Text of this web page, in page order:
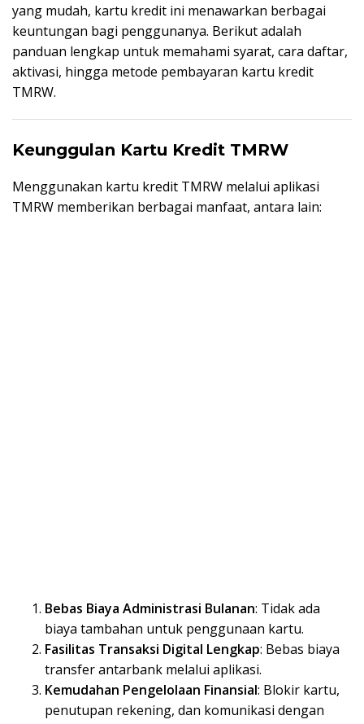
yang mudah, kartu kredit ini menawarkan berbagai
keuntungan bagi penggunanya. Berikut adalah
panduan lengkap untuk memahami syarat, cara daftar,
aktivasi, hingga metode pembayaran kartu kredit
TMRW.
Keunggulan Kartu Kredit TMRW
Menggunakan kartu kredit TMRW melalui aplikasi
TMRW memberikan berbagai manfaat, antara lain:
Bebas Biaya Administrasi Bulanan: Tidak ada
biaya tambahan untuk penggunaan kartu.
Fasilitas Transaksi Digital Lengkap: Bebas biaya
transfer antarbank melalui aplikasi.
Kemudahan Pengelolaan Finansial: Blokir kartu,
penutupan rekening, dan komunikasi dengan